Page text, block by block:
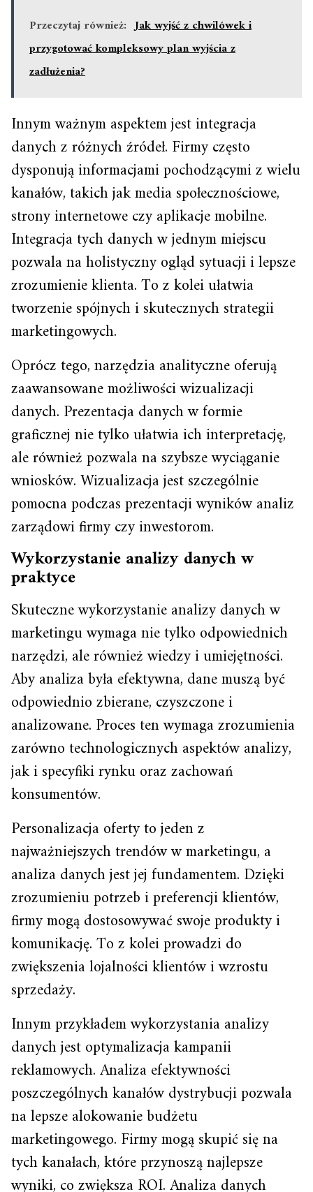
Przeczytaj również: Jak wyjść z chwilówek i
przygotować kompleksowy plan wyjścia z
zadłużenia?
Innym ważnym aspektem jest integracja
danych z różnych źródeł. Firmy często
dysponują informacjami pochodzącymi z wielu
kanałów, takich jak media społecznościowe,
strony internetowe czy aplikacje mobilne.
Integracja tych danych w jednym miejscu
pozwala na holistyczny ogląd sytuacji i lepsze
zrozumienie klienta. To z kolei ułatwia
tworzenie spójnych i skutecznych strategii
marketingowych.
Oprócz tego, narzędzia analityczne oferują
zaawansowane możliwości wizualizacji
danych. Prezentacja danych w formie
graficznej nie tylko ułatwia ich interpretację,
ale również pozwala na szybsze wyciąganie
wniosków. Wizualizacja jest szczególnie
pomocna podczas prezentacji wyników analiz
zarządowi firmy czy inwestorom.
Wykorzystanie analizy danych w
praktyce
Skuteczne wykorzystanie analizy danych w
marketingu wymaga nie tylko odpowiednich
narzędzi, ale również wiedzy i umiejętności.
Aby analiza była efektywna, dane muszą być
odpowiednio zbierane, czyszczone i
analizowane. Proces ten wymaga zrozumienia
zarówno technologicznych aspektów analizy,
jak i specyfiki rynku oraz zachowań
konsumentów.
Personalizacja oferty to jeden z
najważniejszych trendów w marketingu, a
analiza danych jest jej fundamentem. Dzięki
zrozumieniu potrzeb i preferencji klientów,
firmy mogą dostosowywać swoje produkty i
komunikację. To z kolei prowadzi do
zwiększenia lojalności klientów i wzrostu
sprzedaży.
Innym przykładem wykorzystania analizy
danych jest optymalizacja kampanii
reklamowych. Analiza efektywności
poszczególnych kanałów dystrybucji pozwala
na lepsze alokowanie budżetu
marketingowego. Firmy mogą skupić się na
tych kanałach, które przynoszą najlepsze
wyniki, co zwiększa ROI. Analiza danych